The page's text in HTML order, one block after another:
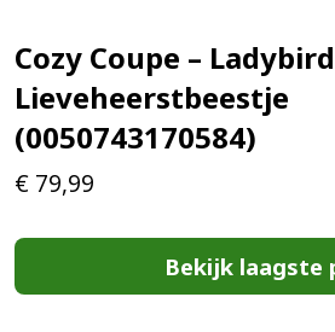
Cozy Coupe –
Lieveheerstbeestje
(0050743170584)
€ 79,99
Bekijk laagste